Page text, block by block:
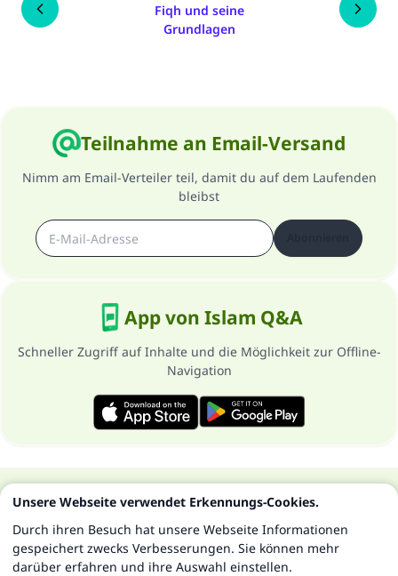
Fiqh und seine
Grundlagen
Teilnahme an Email-Versand
Nimm am Email-Verteiler teil, damit du auf dem Laufenden
bleibst
App von Islam Q&A
Schneller Zugriff auf Inhalte und die Möglichkeit zur Offline-
Navigation
Über die SeiteDatenschutzrichtlinien
Alle Rechte vorbehalten - Islam Q&A 1997-2025 ©
Unsere Webseite verwendet Erkennungs-Cookies.
Durch ihren Besuch hat unsere Webseite Informationen
gespeichert zwecks Verbesserungen. Sie können mehr
darüber erfahren und ihre Auswahl einstellen.